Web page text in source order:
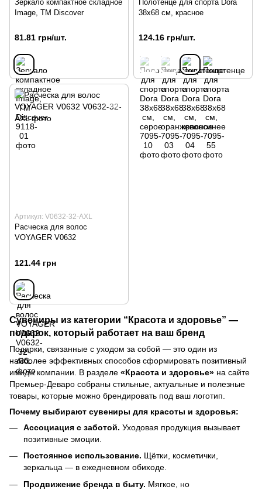
Зеркало компактное складное
Image, TM Discover
81.81 грн/шт.
Полотенце для спорта Dora
38х68 см, красное
124.16 грн/шт.
Артикул: V0632-32-AXL
Расческа для волос
VOYAGER V0632
121.44 грн
Сувениры из категории “Красота и здоровье” —
подарок, который работает на ваш бренд
Подарки, связанные с уходом за собой — это один из
найболее эффективных способов сформировать позитивный
имидж компании. В разделе «Красота и здоровье» на сайте
Премьер-Деваро собраны стильные, актуальные и полезные
товары, которые можно брендировать под ваш логотип.
Почему выбирают сувениры для красоты и здоровья:
Ассоциация с заботой. Уходовая продукция вызывает
позитивные эмоции.
Постоянное использование. Щётки, косметички,
зеркальца — в ежедневном обиходе.
Продвижение бренда в быту. Мягкое, но